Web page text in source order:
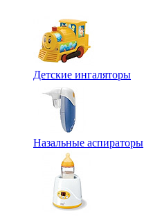
Детские ингаляторы
Назальные аспираторы